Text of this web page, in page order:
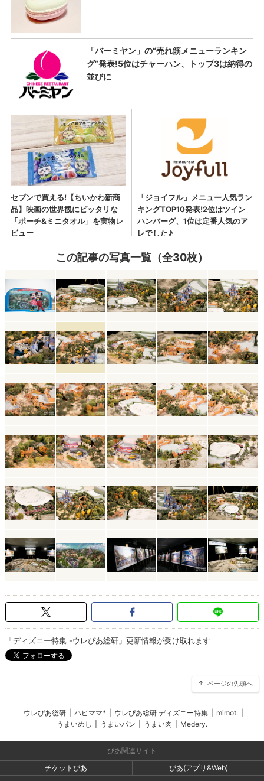
この記事の写真一覧（全30枚）
「ディズニー特集 -ウレぴあ総研」更新情報が受け取れます
ページの先頭へ
ウレぴあ総研 ハピママ* ウレぴあ総研 ディズニー特集 mimot.
うまいめし
うまいパン うまい肉 Medery.
ぴあ関連サイト
チケットぴあ
ぴあ(アプリ&Web)